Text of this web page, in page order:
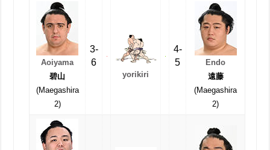
Aoiyama
碧山
(Maegashira
2)
3-
6
yorikiri
4-
5
Endo
遠藤
(Maegashira
2)